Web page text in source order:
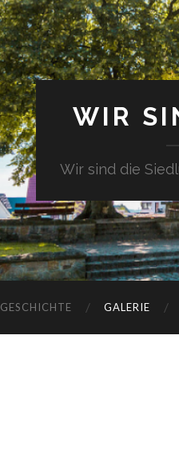
WIR
Wir sind die
GESCHICHTE GALERIE